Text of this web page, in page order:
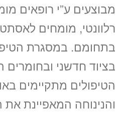
מבוצעים ע”י רופאים
רלוונטי, מומחים
בתחומם. במסגרת
בציוד חדשני ובחומרים
הטיפולים מתקיימים
והנינוחה המאפיינת את